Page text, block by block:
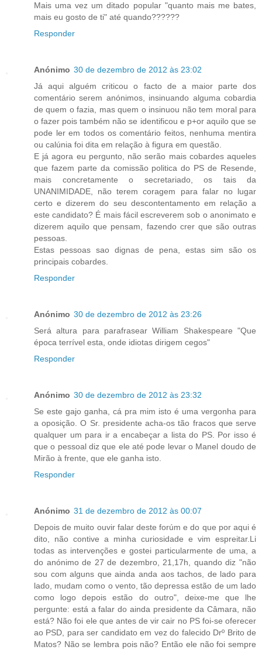
Mais uma vez um ditado popular "quanto mais me bates,
mais eu gosto de ti" até quando??????
Responder
Anónimo 30 de dezembro de 2012 às 23:02
Já aqui alguém criticou o facto de a maior parte dos
comentário serem anónimos, insinuando alguma cobardia
de quem o fazia, mas quem o insinuou não tem moral para
o fazer pois também não se identificou e p+or aquilo que se
pode ler em todos os comentário feitos, nenhuma mentira
ou calúnia foi dita em relação à figura em questão.
E já agora eu pergunto, não serão mais cobardes aqueles
que fazem parte da comissão politica do PS de Resende,
mais concretamente o secretariado, os tais da
UNANIMIDADE, não terem coragem para falar no lugar
certo e dizerem do seu descontentamento em relação a
este candidato? É mais fácil escreverem sob o anonimato e
dizerem aquilo que pensam, fazendo crer que são outras
pessoas.
Estas pessoas sao dignas de pena, estas sim são os
principais cobardes.
Responder
Anónimo 30 de dezembro de 2012 às 23:26
Será altura para parafrasear William Shakespeare "Que
época terrível esta, onde idiotas dirigem cegos"
Responder
Anónimo 30 de dezembro de 2012 às 23:32
Se este gajo ganha, cá pra mim isto é uma vergonha para
a oposição. O Sr. presidente acha-os tão fracos que serve
qualquer um para ir a encabeçar a lista do PS. Por isso é
que o pessoal diz que ele até pode levar o Manel doudo de
Mirão à frente, que ele ganha isto.
Responder
Anónimo 31 de dezembro de 2012 às 00:07
Depois de muito ouvir falar deste forúm e do que por aqui é
dito, não contive a minha curiosidade e vim espreitar.Li
todas as intervenções e gostei particularmente de uma, a
do anónimo de 27 de dezembro, 21,17h, quando diz "não
sou com alguns que ainda anda aos tachos, de lado para
lado, mudam como o vento, tão depressa estão de um lado
como logo depois estão do outro", deixe-me que lhe
pergunte: está a falar do ainda presidente da Câmara, não
está? Não foi ele que antes de vir cair no PS foi-se oferecer
ao PSD, para ser candidato em vez do falecido Drº Brito de
Matos? Não se lembra pois não? Então ele não foi sempre